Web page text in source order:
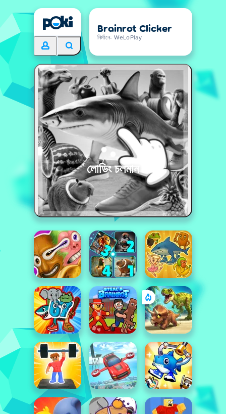
Brainrot Clicker
নির্মানে- WeLoPlay
লোডিং চলমান